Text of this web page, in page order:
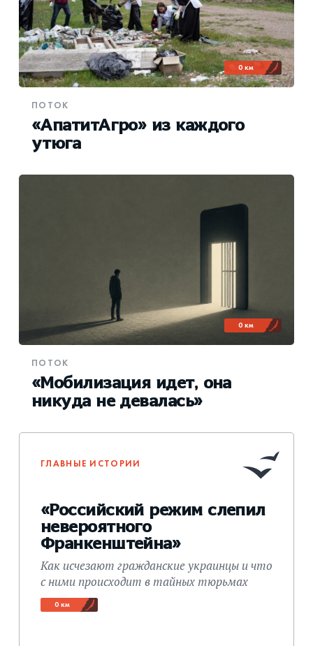
0 км
ПОТОК
«АпатитАгро» из каждого
утюга
0 км
ПОТОК
«Мобилизация идет, она
никуда не девалась»
ГЛАВНЫЕ ИСТОРИИ
«Российский режим слепил
невероятного
Франкенштейна»
Как исчезают гражданские украинцы и что
с ними происходит в тайных тюрьмах
0 км